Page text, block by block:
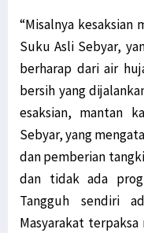
“Misalnya kesaksian
Suku Asli Sebyar,
berharap dari air
bersih yang
esaksian, mantan
Sebyar, yang
dan pemberian
dan tidak ada
Tangguh sendiri
Masyarakat